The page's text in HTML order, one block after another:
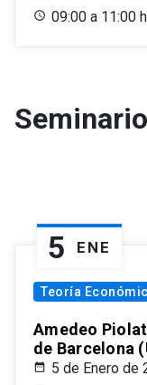
09:00 a 11:00
5 ENE
Teoría
Amedeo
de Barcelona
5 de Enero de